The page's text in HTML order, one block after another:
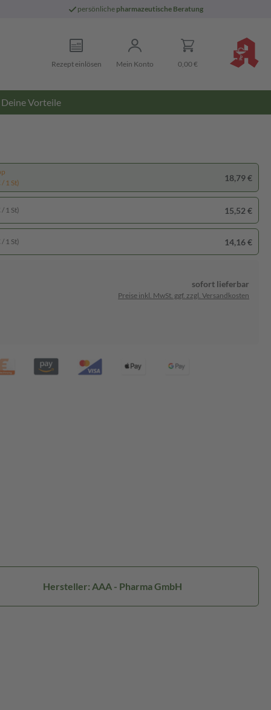
persönliche pharmazeutische Beratung
Rezept einlösen Mein Konto 0,00 €
Deine Vorteile
1 St)
18,79 €
1 St) 15,52 €
1 St) 14,16 €
sofort lieferbar
Preise inkl. MwSt. ggf. zzgl. Versandkosten
Hersteller: AAA - Pharma GmbH